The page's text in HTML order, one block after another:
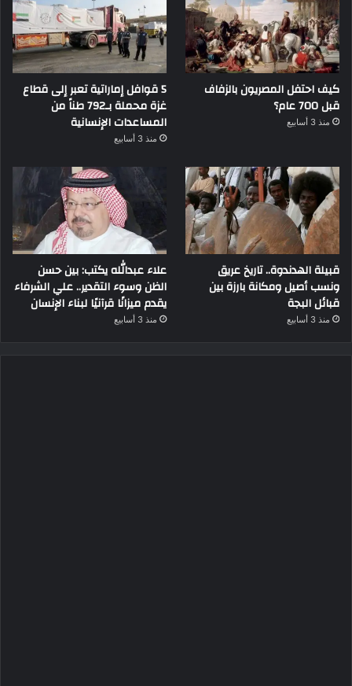
كيف احتفل المصريون بالزفاف
قبل 700 عام؟
منذ 3 أسابيع
5 قوافل إماراتية تعبر إلى قطاع
غزة محملة بـ792 طناً من
المساعدات الإنسانية
منذ 3 أسابيع
قبيلة الهدندوة.. تاريخ عريق
ونسب أصيل ومكانة بارزة بين
قبائل البجة
منذ 3 أسابيع
علاء عبدالله يكتب: بين حسن
الظن وسوء التقدير.. علي الشرفاء
يقدم ميزانًا قرآنيًا لبناء الإنسان
منذ 3 أسابيع